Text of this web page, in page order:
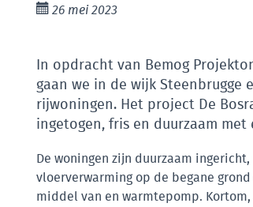
26 mei 2023
In opdracht van Bemog
gaan we in de wijk Steenbrugge
rijwoningen. Het project De
ingetogen, fris en duurzaam
De woningen zijn duurzaam
vloerverwarming op de begane
middel van en warmtepomp.